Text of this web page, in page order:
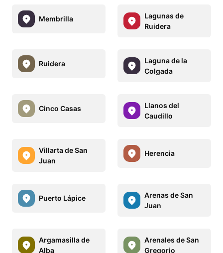
Membrilla
Lagunas de
Ruidera
Ruidera
Laguna de la
Colgada
Cinco Casas
Llanos del
Caudillo
Villarta de San
Juan
Herencia
Puerto Lápice
Arenas de San
Juan
Argamasilla de
Alba
Arenales de San
Gregorio